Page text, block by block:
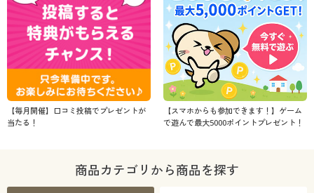
【毎月開催】口コミ投稿でプレゼントが
当たる！
【スマホからも参加できます！】ゲーム
で遊んで最大5000ポイントプレゼント！
商品カテゴリから商品を探す